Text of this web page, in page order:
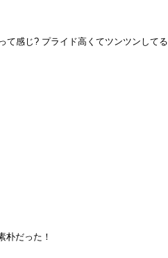
感じ? プライド高くてツンツンし
朴だった！